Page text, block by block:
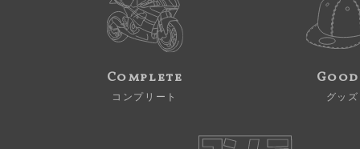
Complete
コンプリート グッズ